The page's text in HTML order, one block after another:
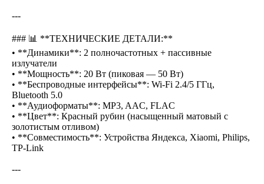
---
### 📊 **ТЕХНИЧЕСКИЕ ДЕТАЛИ:**
• **Динамики**: 2 полночастотных + пассивные
излучатели
• **Мощность**: 20 Вт (пиковая — 50 Вт)
• **Беспроводные интерфейсы**: Wi-Fi 2.4/5 ГГц,
Bluetooth 5.0
• **Аудиоформаты**: MP3, AAC, FLAC
• **Цвет**: Красный рубин (насыщенный матовый с
золотистым отливом)
• **Совместимость**: Устройства Яндекса, Xiaomi, Philips,
TP-Link
---